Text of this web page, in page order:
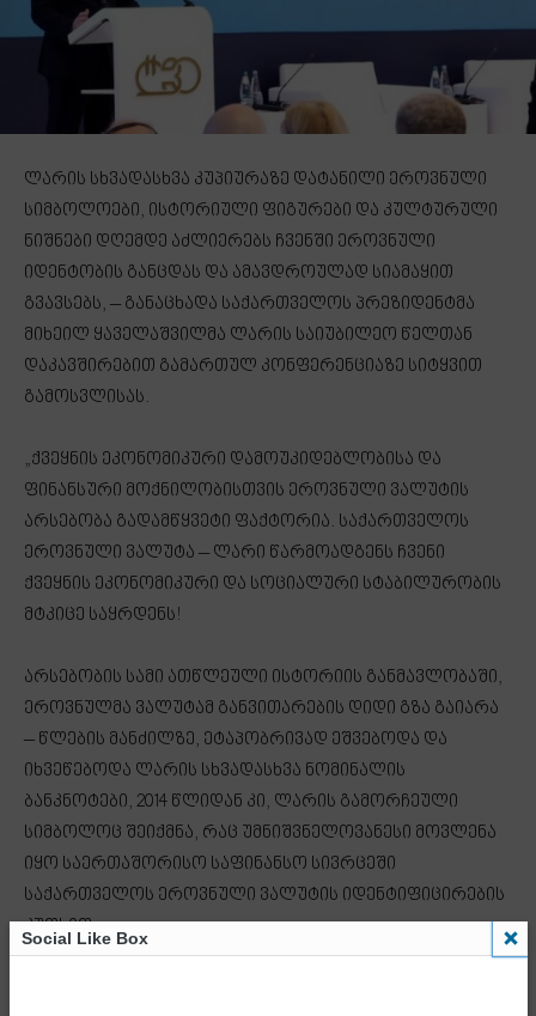
ლარის სხვადასხვა კუპიურაზე დატანილი ეროვნული
სიმბოლოები, ისტორიული ფიგურები და კულტურული
ნიშნები დღემდე აძლიერებს ჩვენში ეროვნული
იდენტობის განცდას და ამავდროულად სიამაყით
გვავსებს, – განაცხადა საქართველოს პრეზიდენტმა
მიხეილ ყაველაშვილმა ლარის საიუბილეო წელთან
დაკავშირებით გამართულ კონფერენციაზე სიტყვით
გამოსვლისას.
„ქვეყნის ეკონომიკური დამოუკიდებლობისა და
ფინანსური მოქნილობისთვის ეროვნული ვალუტის
არსებობა გადამწყვეტი ფაქტორია. საქართველოს
ეროვნული ვალუტა – ლარი წარმოადგენს ჩვენი
ქვეყნის ეკონომიკური და სოციალური სტაბილურობის
მტკიცე საყრდენს!
არსებობის სამი ათწლეული ისტორიის განმავლობაში,
ეროვნულმა ვალუტამ განვითარების დიდი გზა გაიარა
– წლების მანძილზე, ეტაპობრივად ეშვებოდა და
იხვეწებოდა ლარის სხვადასხვა ნომინალის
ბანკნოტები, 2014 წლიდან კი, ლარის გამორჩეული
სიმბოლოც შეიქმნა, რაც უმნიშვნელოვანესი მოვლენა
იყო საერთაშორისო საფინანსო სივრცეში
საქართველოს ეროვნული ვალუტის იდენტიფიცირების
კუთხით.
Social Like Box